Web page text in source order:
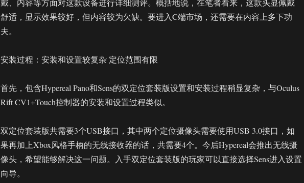
戴、内容等方面对这款设备进行详细测评。概括地说，在笔者看来，这款头显佩戴
舒适，显示效果较好，但内容较为欠缺。要进入C端市场，还需要在内容上多下功
夫。
安装过程：安装和设置较复杂 定位范围有限
首先，包含Hypereal Pano和Sens的双定位套装版设置和安装过程稍显复杂，与Oculus
Rift CV1+Touch控制器的安装和设置过程类似。
双定位套装版共需要3个USB接口，其中两个定位摄像头需要使用USB 3.0接口，如
果再加上Xbox风格手柄的无线接收器的话，共需要4个。今后Hypereal会推出无线摄
像头，希望能够解决这一问题。入手双定位套装版的玩家可以直接选择Sens进入设置
向导。